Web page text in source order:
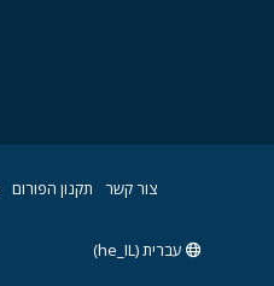
צור קשר תקנון הפורום
עברית (he_IL)